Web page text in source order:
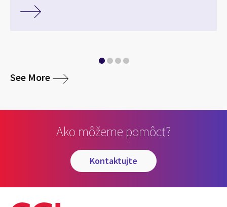
See Moremedia
Ako môžeme pomôcť?
kontaktujte